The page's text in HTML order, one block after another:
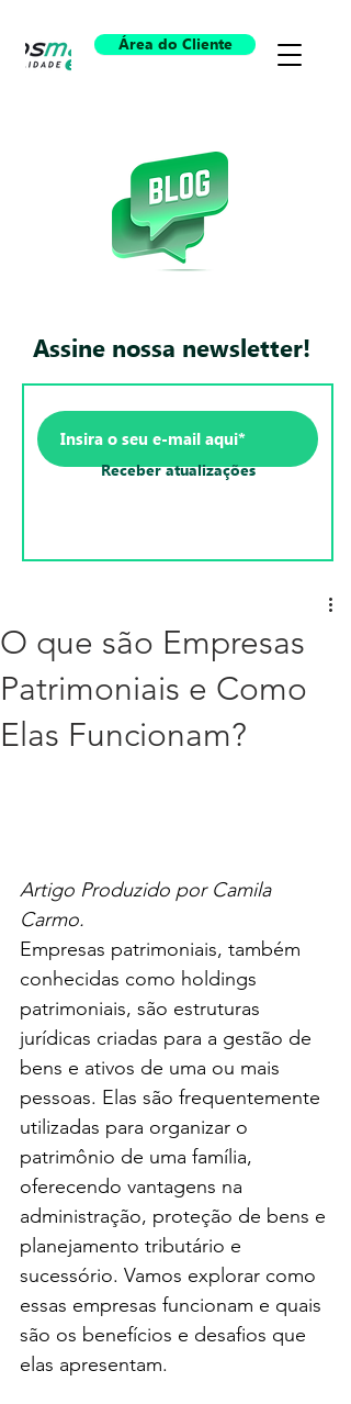
Área do Cliente
Assine nossa newsletter!
Receber atualizações
O que são Empresas
Patrimoniais e Como
Elas Funcionam?
Artigo Produzido por Camila
Carmo.
Empresas patrimoniais, também
conhecidas como holdings
patrimoniais, são estruturas
jurídicas criadas para a gestão de
bens e ativos de uma ou mais
pessoas. Elas são frequentemente
utilizadas para organizar o
patrimônio de uma família,
oferecendo vantagens na
administração, proteção de bens e
planejamento tributário e
sucessório. Vamos explorar como
essas empresas funcionam e quais
são os benefícios e desafios que
elas apresentam.